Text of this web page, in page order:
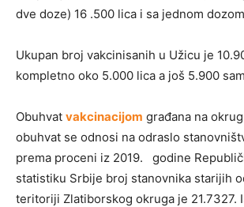
dve doze) 16 .500 lica i sa jednom
Ukupan broj vakcinisanih u Užicu je
kompletno oko 5.000 lica a još 5.900
Obuhvat vakcinacijom građana na
obuhvat se odnosi na odraslo
prema proceni iz 2019. godine
statistiku Srbije broj stanovnika starijih
teritoriji Zlatiborskog okruga je 21.7327.